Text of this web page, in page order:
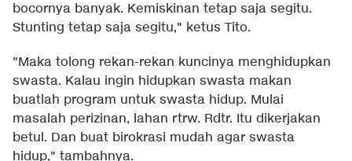
bocornya banyak. Kemiskinan tetap saja segitu.
Stunting tetap saja segitu," ketus Tito.
"Maka tolong rekan-rekan kuncinya menghidupkan
swasta. Kalau ingin hidupkan swasta makan
buatlah program untuk swasta hidup. Mulai
masalah perizinan, lahan rtrw. Rdtr. Itu dikerjakan
betul. Dan buat birokrasi mudah agar swasta
hidup," tambahnya.